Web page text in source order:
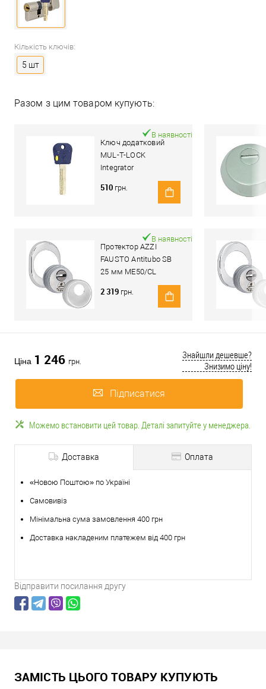
Кількість ключів:
5 шт
Разом з цим товаром купують:
Ключ додатковий
MUL-T-LOCK
Integrator
В наявності
510 грн.
Протектор AZZI
FAUSTO Antitubo SB
25 мм ME50/CL
овальний стандарт
хром полірований
В наявності
2 319 грн.
Ціна 1 246 грн.
Знайшли дешевше?
Знизимо ціну!
Підписатися
Можемо встановити цей товар. Деталі запитуйте у менеджера.
Доставка Оплата
«Новою Поштою» по Україні
Самовивіз
Мінімальна сума замовлення 400 грн
Доставка накладеним платежем від 400 грн
Відправити посилання другу
ЗАМІСТЬ ЦЬОГО ТОВАРУ КУПУЮТЬ